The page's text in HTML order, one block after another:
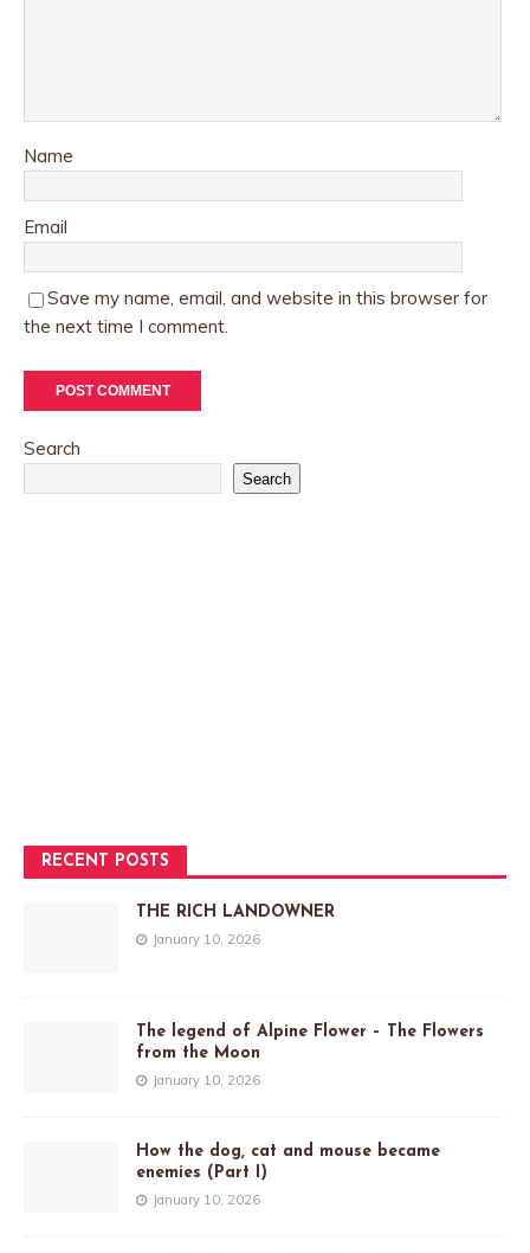
Name
Email
Save my name, email, and website in this browser for
the next time I comment.
Search
Search
RECENT POSTS
THE RICH LANDOWNER
January 10, 2026
The legend of Alpine Flower – The Flowers
from the Moon
January 10, 2026
How the dog, cat and mouse became
enemies (Part I)
January 10, 2026